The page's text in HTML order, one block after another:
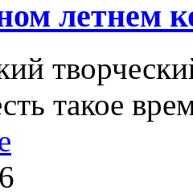
летнем
такое